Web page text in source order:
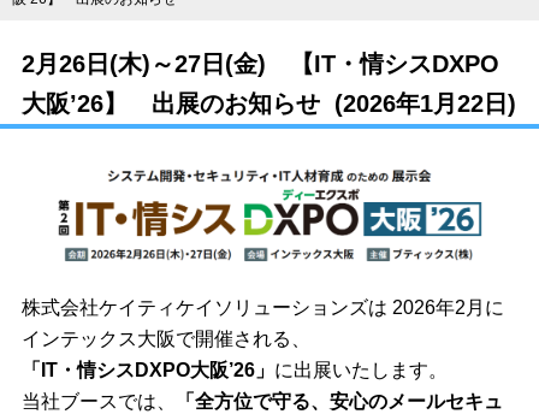
2月26日(木)～27日(金) 【IT・情シスDXPO
大阪’26】 出展のお知らせ (2026年1月22日)
株式会社ケイティケイソリューションズは 2026年2月に
インテックス大阪で開催される、
「IT・情シスDXPO大阪’26」 に出展いたします。
当社ブースでは、
「全方位で守る、安心のメールセキュ